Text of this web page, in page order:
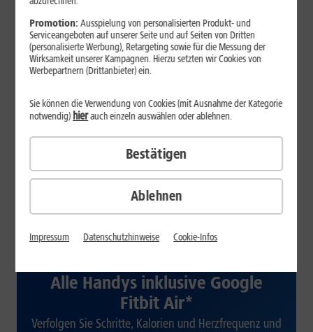
ab 29,99
€/Monat*
Verfügbarkeit prüfen
Alle Handys inklusive Google
Fitbit Air*
Verfolgen Sie Schritte, Kalorien und Herzfrequenz und
Promotion:Ausspielung von personalisierten Produkt- und
Serviceangeboten auf unserer Seite und auf Seiten von Dritten
(personalisierte Werbung), Retargeting sowie für die Messung der
Wirksamkeit unserer Kampagnen. Hierzu setzten wir Cookies von
Werbepartnern (Drittanbieter) ein.
Ablehnen
Sie können die Verwendung von Cookies (mit Ausnahme der Kategorie
notwendig)hierauch einzeln auswählen oder ablehnen.
Bestätigen
Impressum Datenschutzhinweise Cookie-Infos